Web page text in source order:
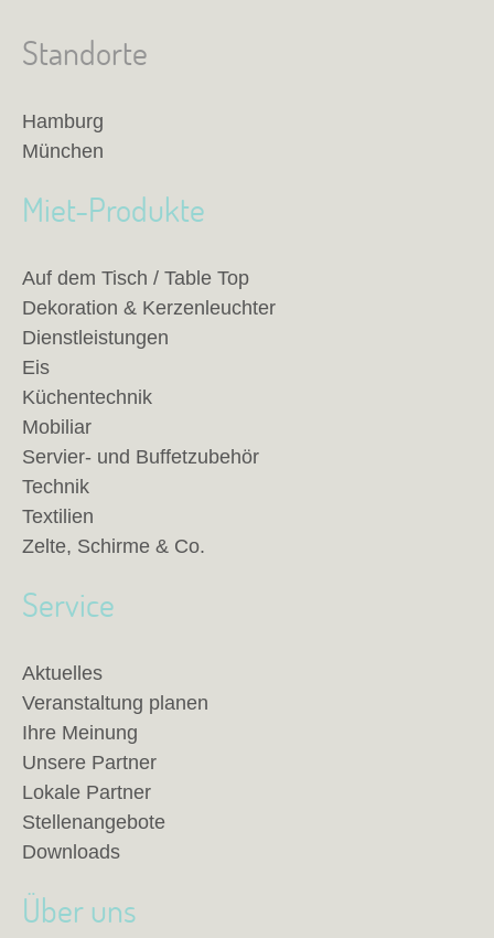
Standorte
Hamburg
München
Miet-Produkte
Auf dem Tisch / Table Top
Dekoration & Kerzenleuchter
Dienstleistungen
Eis
Küchentechnik
Mobiliar
Servier- und Buffetzubehör
Technik
Textilien
Zelte, Schirme & Co.
Service
Aktuelles
Veranstaltung planen
Ihre Meinung
Unsere Partner
Lokale Partner
Stellenangebote
Downloads
Über uns